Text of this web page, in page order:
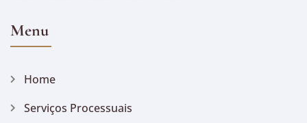
Menu
Home
Serviços Processuais